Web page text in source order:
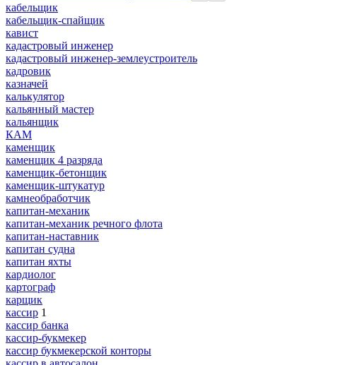
кабельщик
кабельщик-спайщик
кавист
кадастровый инженер
кадастровый инженер-землеустроитель
кадровик
казначей
калькулятор
кальянный мастер
кальянщик
КАМ
каменщик
каменщик 4 разряда
каменщик-бетонщик
каменщик-штукатур
камнеобработчик
капитан-механик
капитан-механик речного флота
капитан-наставник
капитан судна
капитан яхты
кардиолог
картограф
карщик
кассир 1
кассир банка
кассир-букмекер
кассир букмекерской конторы